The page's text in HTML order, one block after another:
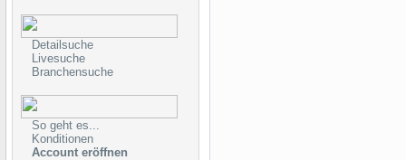
Detailsuche
Livesuche
Branchensuche
So geht es...
Konditionen
Account eröffnen